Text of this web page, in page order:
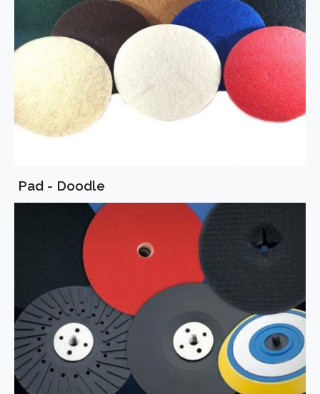
Pad - Doodle